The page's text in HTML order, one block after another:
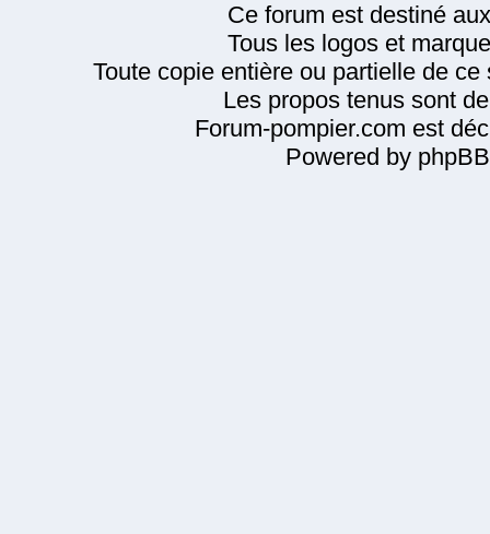
Ce forum est destiné
Tous les logos et
Toute copie entière ou partielle de
Les propos tenus sont
Forum-pompier.com est
Powered by